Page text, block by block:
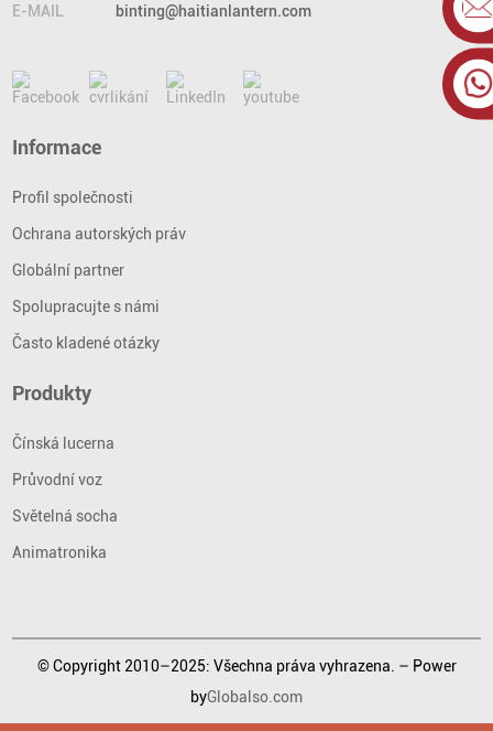
E-MAIL
binting@haitianlantern.com
Informace
Profil společnosti
Ochrana autorských práv
Globální partner
Spolupracujte s námi
Často kladené otázky
Produkty
Čínská lucerna
Průvodní voz
Světelná socha
Animatronika
© Copyright 2010–2025: Všechna práva vyhrazena. – Power
byGlobalso.com